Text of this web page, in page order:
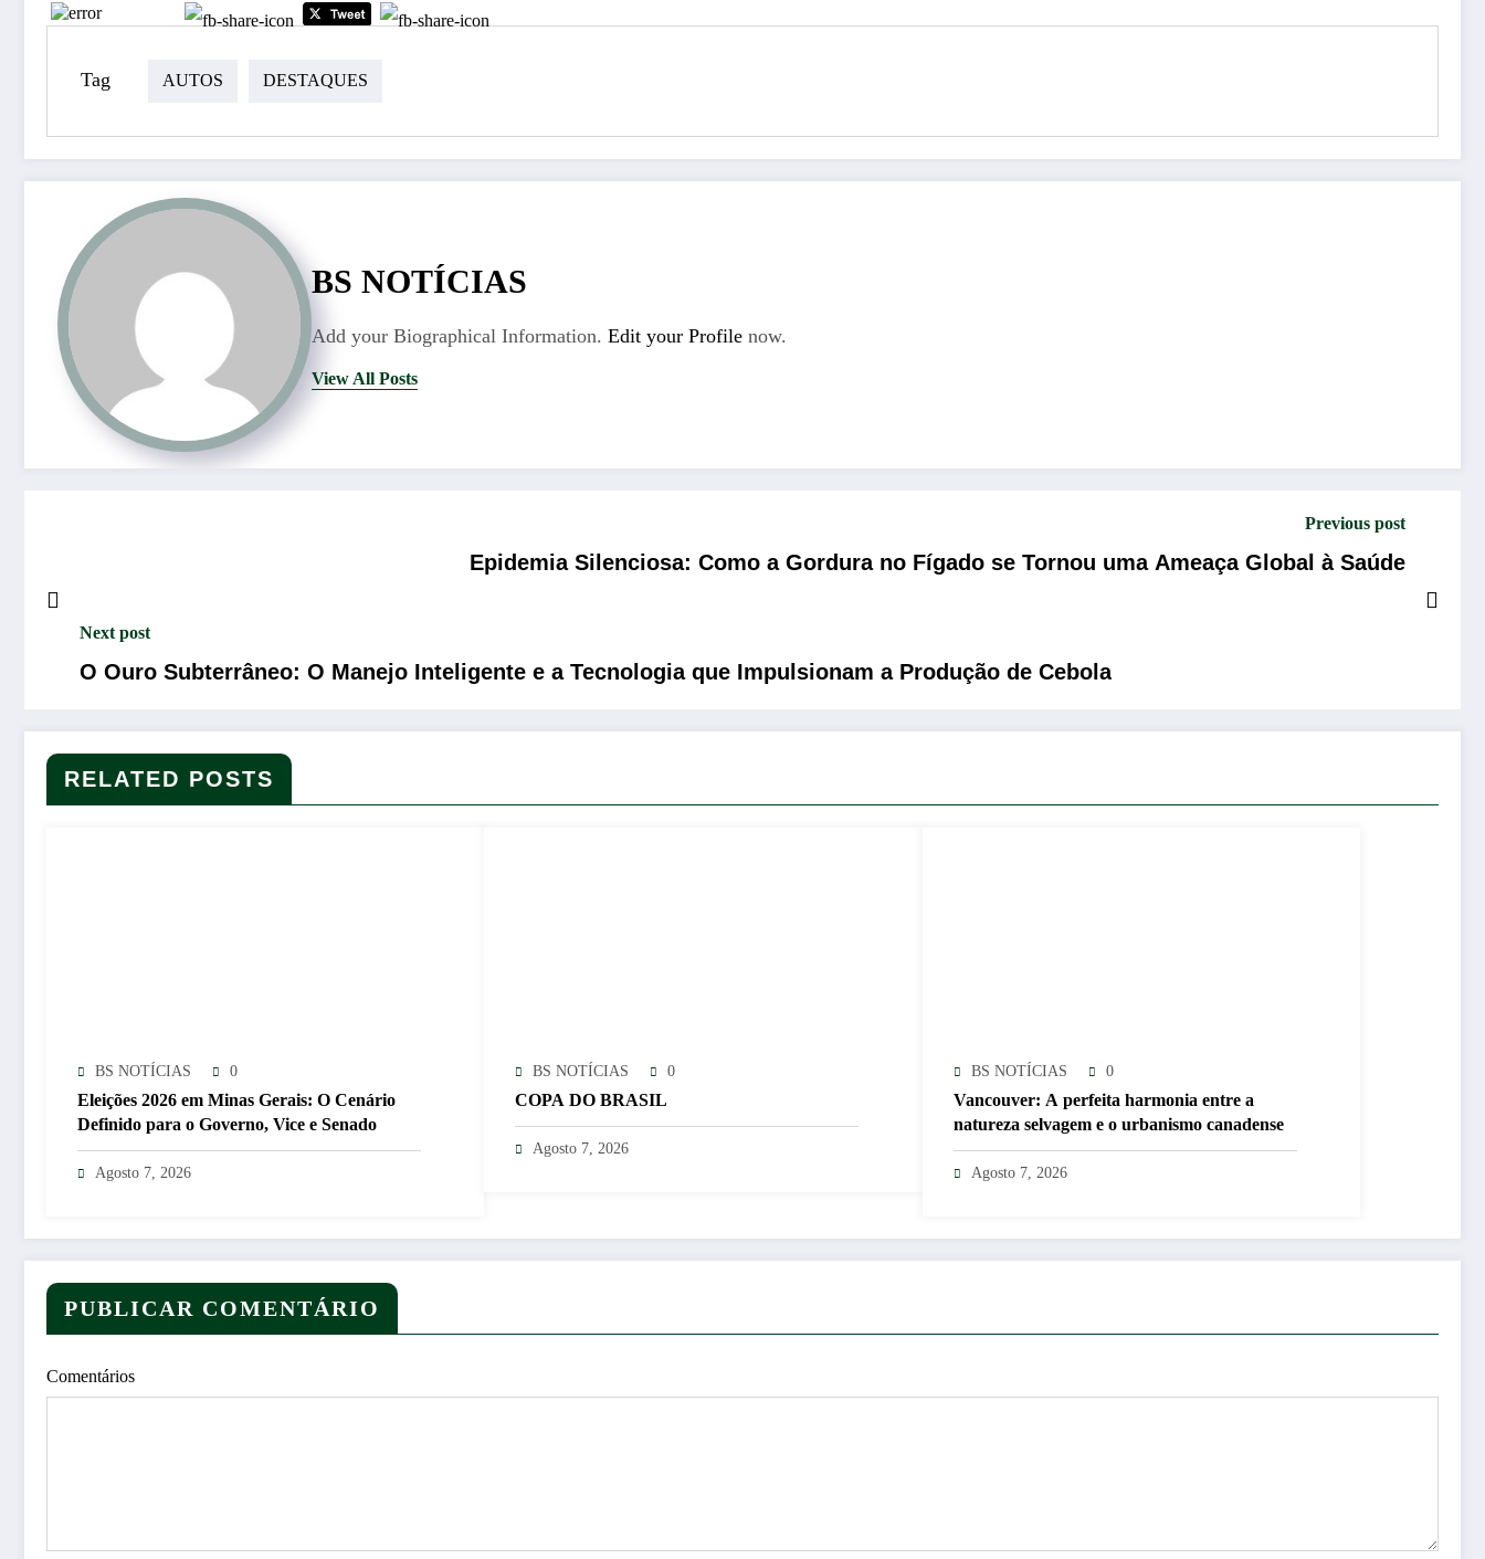
Tag AUTOS DESTAQUES
BS NOTÍCIAS
Add your Biographical Information. Edit your Profile now.
View All Posts
Previous post
Epidemia Silenciosa: Como a Gordura no Fígado se Tornou uma Ameaça Global à Saúde
Next post
O Ouro Subterrâneo: O Manejo Inteligente e a Tecnologia que Impulsionam a Produção de Cebola
RELATED POSTS
BS NOTÍCIAS 0
Eleições 2026 em Minas Gerais: O Cenário
Definido para o Governo, Vice e Senado
Agosto 7, 2026
BS NOTÍCIAS 0
COPA DO BRASIL
Agosto 7, 2026
BS NOTÍCIAS 0
Vancouver: A perfeita harmonia entre a
natureza selvagem e o urbanismo canadense
Agosto 7, 2026
PUBLICAR COMENTÁRIO
Comentários